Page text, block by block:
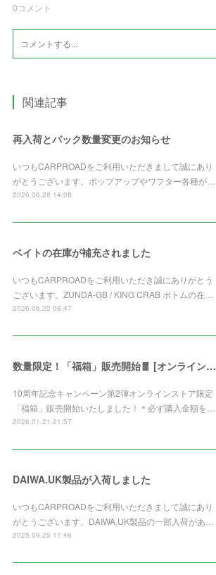
0コメント
関連記事
再入荷とパック数量変更のお知らせ
いつもCARPROADをご利用いただきまして誠にあり
がとうございます。ポップアップやワフター各種が…
2026.06.28 14:08
ベイトの在庫が補充されました
いつもCARPROADをご利用いただき誠にありがとう
ございます。ZUNDA-GB / KING CRAB ボトムの在…
2026.06.22 08:47
数量限定！「福箱」販売開始🧧 [オンライン限定]
10周年記念キャンペーン第2弾オンラインストア限定
「福箱」販売開始いたしました！＊必ず購入金額を…
2026.01.21 21:57
DAIWA.UK製品が入荷しました
いつもCARPROADをご利用いただきまして誠にあり
がとうございます。DAIWA.UK製品の一部入荷があ…
2025.09.25 11:46